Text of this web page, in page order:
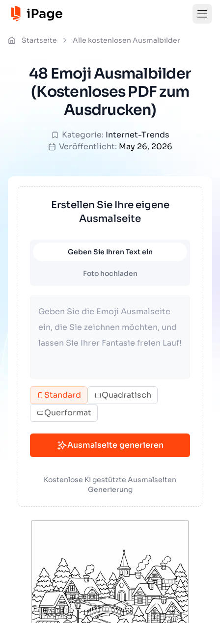
Startseite Alle kostenlosen Ausmalbilder
48 Emoji Ausmalbilder
(Kostenloses PDF zum
Ausdrucken)
Kategorie: Internet-Trends
Veröffentlicht: May 26, 2026
Erstellen Sie Ihre eigene
Ausmalseite
Geben Sie Ihren Text ein
Foto hochladen
Standard
Quadratisch
Querformat
Ausmalseite generieren
Kostenlose KI gestützte Ausmalseiten
Generierung